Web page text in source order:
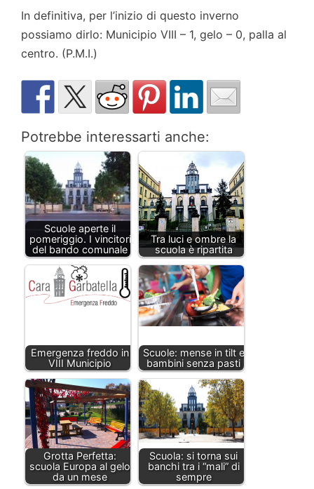
In definitiva, per l’inizio di questo inverno
possiamo dirlo: Municipio VIII – 1, gelo – 0, palla al
centro. (P.M.I.)
Potrebbe interessarti anche:
Scuole aperte il
pomeriggio. I vincitori
del bando comunale
Tra luci e ombre la
scuola è ripartita
Emergenza freddo in
VIII Municipio
Scuole: mense in tilt e
bambini senza pasti
Grotta Perfetta:
scuola Europa al gelo
da un mese
Scuola: si torna sui
banchi tra i “mali” di
sempre